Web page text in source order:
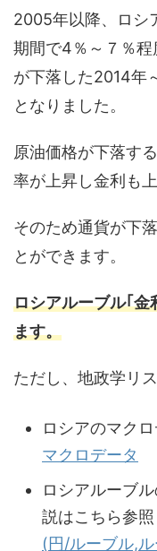
2005年以降、ロシ
期間で4％～７％
が下落した2014年
となりました。
原油価格が下落す
率が上昇し金利も
そのため通貨が下
とができます。
ロシアルーブル｢金
ます。
ただし、地政学リ
ロシアのマク
マクロデータ
ロシアルーブ
説はこちら参照
(円/ルーブル,